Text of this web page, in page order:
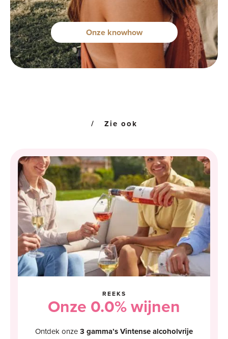
Onze knowhow
Zie ook
REEKS
Onze 0.0% wijnen
Ontdek onze3 gamma’s Vintense alcoholvrije